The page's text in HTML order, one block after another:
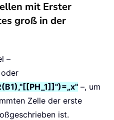
mit Erster
groß in der
–
oder
–, um
Zelle der erste
ist.